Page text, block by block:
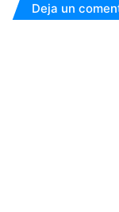
Deja un